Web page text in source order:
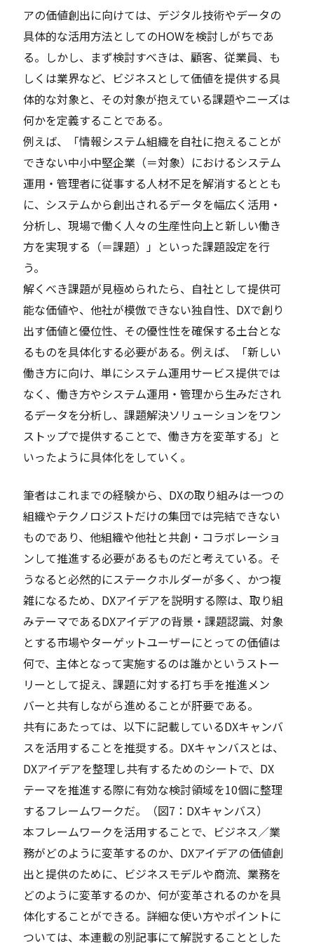
アの価値創出に向けては、デジタル技術やデータの
具体的な活用方法としてのHOWを検討しがちであ
る。しかし、まず検討すべきは、顧客、従業員、も
しくは業界など、ビジネスとして価値を提供する具
体的な対象と、その対象が抱えている課題やニーズは
何かを定義することである。
例えば、「情報システム組織を自社に抱えることが
できない中小中堅企業（＝対象）におけるシステム
運用・管理者に従事する人材不足を解消するととも
に、システムから創出されるデータを幅広く活用・
分析し、現場で働く人々の生産性向上と新しい働き
方を実現する（＝課題）」といった課題設定を行
う。
解くべき課題が見極められたら、自社として提供可
能な価値や、他社が模倣できない独自性、DXで創り
出す価値と優位性、その優性性を確保する土台とな
るものを具体化する必要がある。例えば、「新しい
働き方に向け、単にシステム運用サービス提供では
なく、働き方やシステム運用・管理から生みだされ
るデータを分析し、課題解決ソリューションをワン
ストップで提供することで、働き方を変革する」と
いったように具体化をしていく。
筆者はこれまでの経験から、DXの取り組みは一つの
組織やテクノロジストだけの集団では完結できない
ものであり、他組織や他社と共創・コラボレーショ
ンして推進する必要があるものだと考えている。そ
うなると必然的にステークホルダーが多く、かつ複
雑になるため、DXアイデアを説明する際は、取り組
みテーマであるDXアイデアの背景・課題認識、対象
とする市場やターゲットユーザーにとっての価値は
何で、主体となって実施するのは誰かというストー
リーとして捉え、課題に対する打ち手を推進メン
バーと共有しながら進めることが肝要である。
共有にあたっては、以下に記載しているDXキャンバ
スを活用することを推奨する。DXキャンバスとは、
DXアイデアを整理し共有するためのシートで、DX
テーマを推進する際に有効な検討領域を10個に整理
するフレームワークだ。（図7：DXキャンバス）
本フレームワークを活用することで、ビジネス／業
務がどのように変革するのか、DXアイデアの価値創
出と提供のために、ビジネスモデルや商流、業務を
どのように変革するのか、何が変革されるのかを具
体化することができる。詳細な使い方やポイントに
ついては、本連載の別記事にて解説することとした